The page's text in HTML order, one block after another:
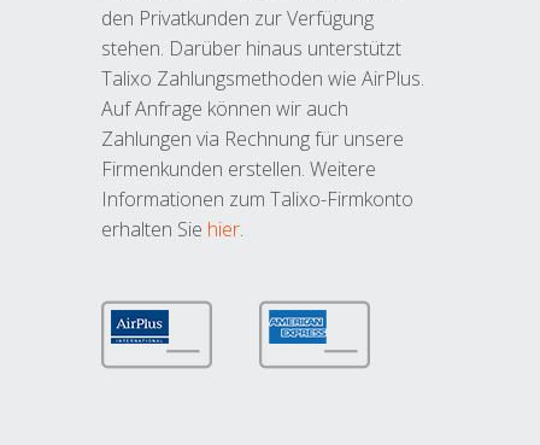
den Privatkunden zur Verfügung
stehen. Darüber hinaus unterstützt
Talixo Zahlungsmethoden wie AirPlus.
Auf Anfrage können wir auch
Zahlungen via Rechnung für unsere
Firmenkunden erstellen. Weitere
Informationen zum Talixo-Firmkonto
erhalten Sie hier.